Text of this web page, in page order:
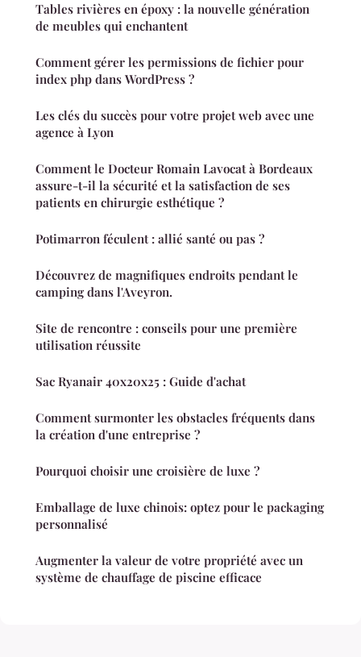
Tables rivières en époxy : la nouvelle génération
de meubles qui enchantent
Comment gérer les permissions de fichier pour
index php dans WordPress ?
Les clés du succès pour votre projet web avec une
agence à Lyon
Comment le Docteur Romain Lavocat à Bordeaux
assure-t-il la sécurité et la satisfaction de ses
patients en chirurgie esthétique ?
Potimarron féculent : allié santé ou pas ?
Découvrez de magnifiques endroits pendant le
camping dans l'Aveyron.
Site de rencontre : conseils pour une première
utilisation réussite
Sac Ryanair 40x20x25 : Guide d'achat
Comment surmonter les obstacles fréquents dans
la création d'une entreprise ?
Pourquoi choisir une croisière de luxe ?
Emballage de luxe chinois: optez pour le packaging
personnalisé
Augmenter la valeur de votre propriété avec un
système de chauffage de piscine efficace